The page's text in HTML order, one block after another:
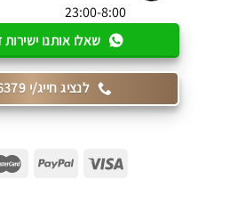
23:00-8:00
שאלו אותנו
לנציג חייג/י 0525186379